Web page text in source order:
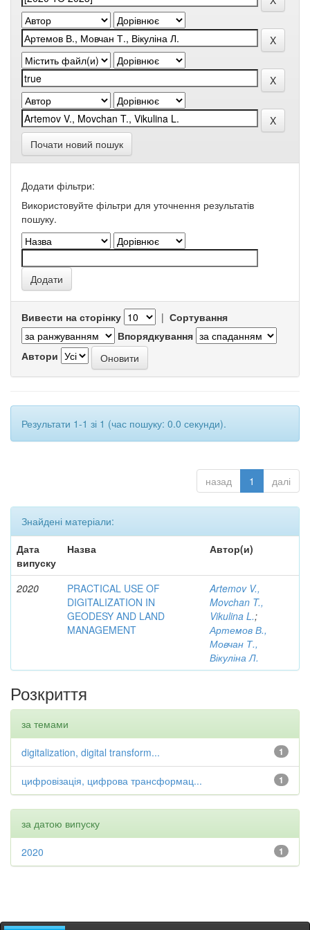
Почати новий пошук
Додати фільтри:
Використовуйте фільтри для уточнення результатів
пошуку.
Вивести на сторінку | Сортування
Впорядкування
Автори
Результати 1-1 зі 1 (час пошуку: 0.0 секунди).
назад 1 далі
Знайдені матеріали:
Дата
випуску
Назва Автор(и)
2020
PRACTICAL USE OF
DIGITALIZATION IN
GEODESY AND LAND
MANAGEMENT
Artemov V.,
Movchan T.,
Vikulina L.;
Артемов В.,
Мовчан Т.,
Вікуліна Л.
Розкриття
за темами
1
digitalization, digital transform...
1
цифровізація, цифрова трансформац...
за датою випуску
1
2020